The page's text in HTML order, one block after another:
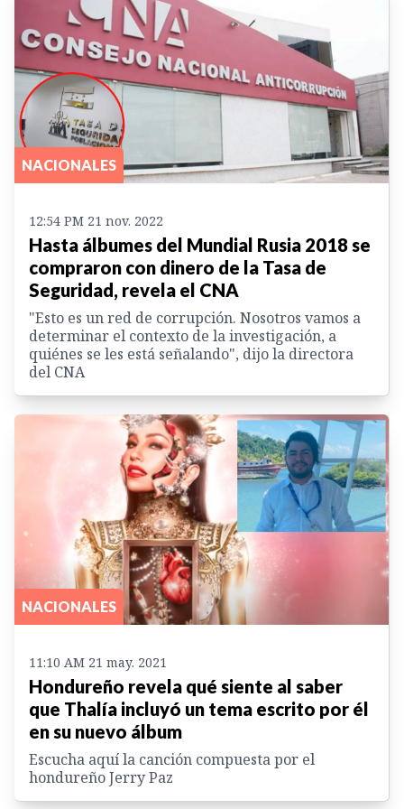
NACIONALES
12:54 PM 21 nov. 2022
Hasta álbumes del Mundial Rusia 2018 se
compraron con dinero de la Tasa de
Seguridad, revela el CNA
"Esto es un red de corrupción. Nosotros vamos a
determinar el contexto de la investigación, a
quiénes se les está señalando", dijo la directora
del CNA
NACIONALES
11:10 AM 21 may. 2021
Hondureño revela qué siente al saber
que Thalía incluyó un tema escrito por él
en su nuevo álbum
Escucha aquí la canción compuesta por el
hondureño Jerry Paz